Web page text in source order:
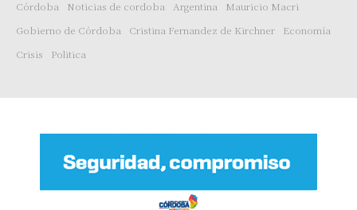
Córdoba Noticias de cordoba Argentina
Mauricio Macri
Gobierno de Córdoba
Cristina Fernandez de Kirchner
Economía
Crisis
Politica